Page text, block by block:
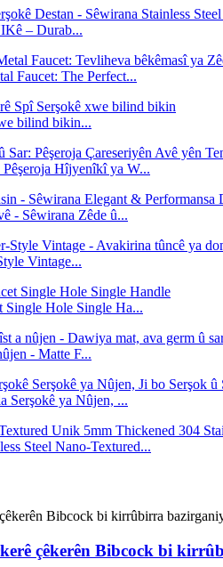
– Durab...
Faucet: The Perfect...
bilind bikin...
Pêşeroja Hîjyenîkî ya W...
- Sêwirana Zêde û...
Vintage...
Single Hole Single Ha...
- Matte F...
Serşokê ya Nûjen, ...
Steel Nano-Textured...
çêkerên Bibcock bi